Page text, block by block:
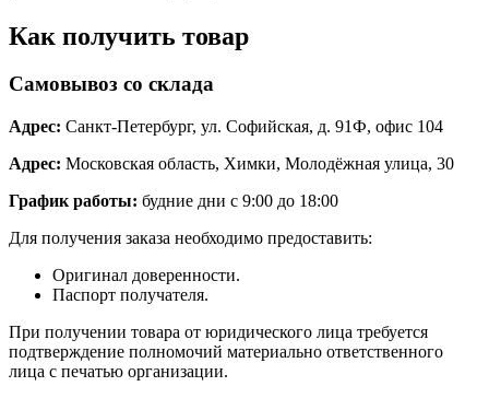
Как получить товар
Самовывоз со склада
Адрес: Санкт-Петербург, ул. Софийская, д. 91Ф, офис 104
Адрес: Московская область, Химки, Молодёжная улица, 30
График работы: будние дни с 9:00 до 18:00
Для получения заказа необходимо предоставить:
Оригинал доверенности.
Паспорт получателя.
При получении товара от юридического лица требуется
подтверждение полномочий материально ответственного
лица с печатью организации.